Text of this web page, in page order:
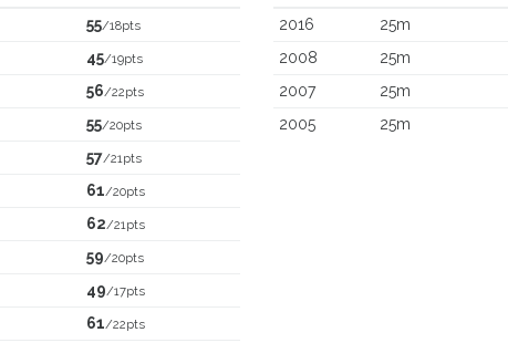
55/18pts
45/19pts
56/22pts
55/20pts
57/21pts
61/20pts
62/21pts
59/20pts
49/17pts
61/22pts
2016
25m
2008 25m
2007 25m
2005 25m